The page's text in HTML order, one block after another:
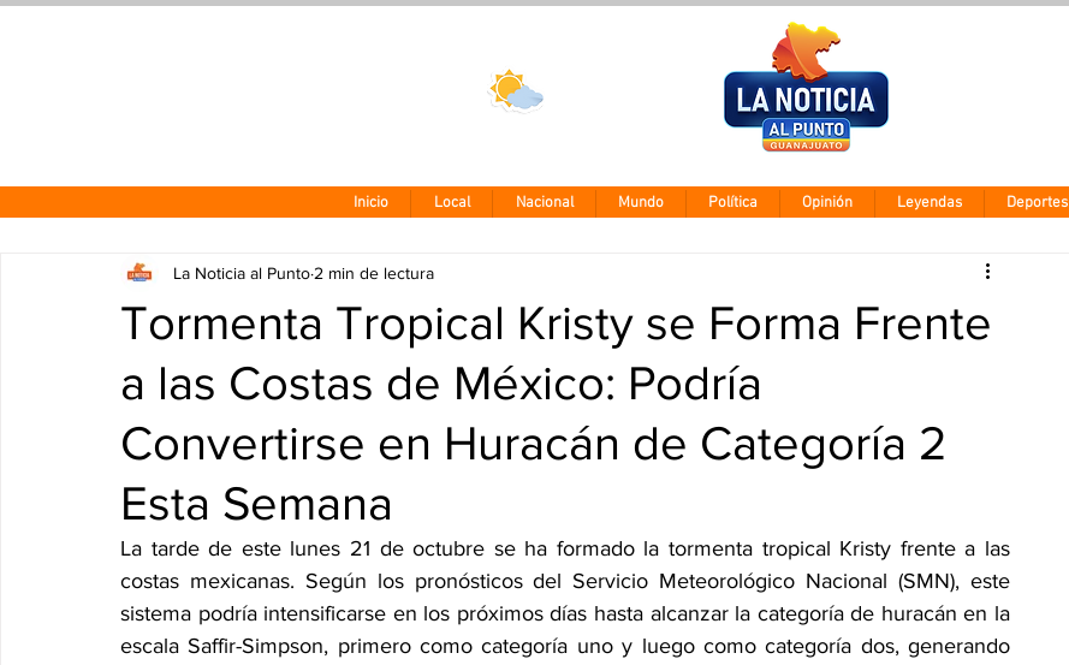
Inicio Local Nacional Mundo Política Opinión Leyendas Deportes
Tormenta Tropical Kristy se Forma Frente
a las Costas de México: Podría
Convertirse en Huracán de Categoría 2
Esta Semana
La Noticia al Punto 2 min de lectura
La tarde de este lunes 21 de octubre se ha formado la tormenta tropical Kristy frente a las
costas mexicanas. Según los pronósticos del Servicio Meteorológico Nacional (SMN), este
sistema podría intensificarse en los próximos días hasta alcanzar la categoría de huracán en la
escala Saffir-Simpson, primero como categoría uno y luego como categoría dos, generando